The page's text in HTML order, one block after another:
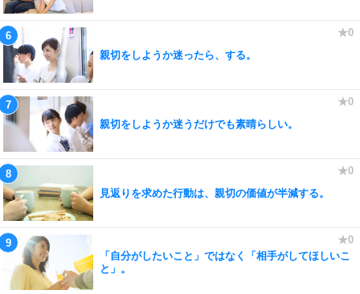
親切をしようか迷ったら、する。
親切をしようか迷うだけでも素晴らしい。
見返りを求めた行動は、親切の価値が半減する。
「自分がしたいこと」ではなく「相手がしてほしいこ
と」。